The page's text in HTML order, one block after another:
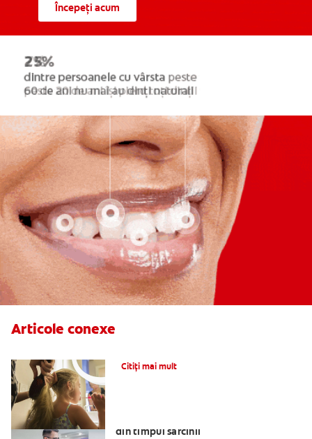
Începeți acum
Articole conexe
Citiți mai mult
din timpul sarcinii